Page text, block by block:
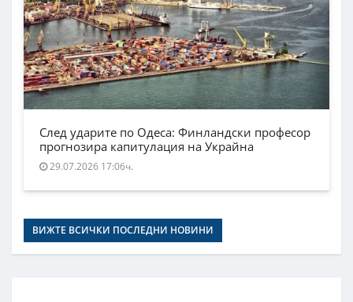
След ударите по Одеса: Финландски професор
прогнозира капитулация на Украйна
29.07.2026 17:06ч.
ВИЖТЕ ВСИЧКИ ПОСЛЕДНИ НОВИНИ